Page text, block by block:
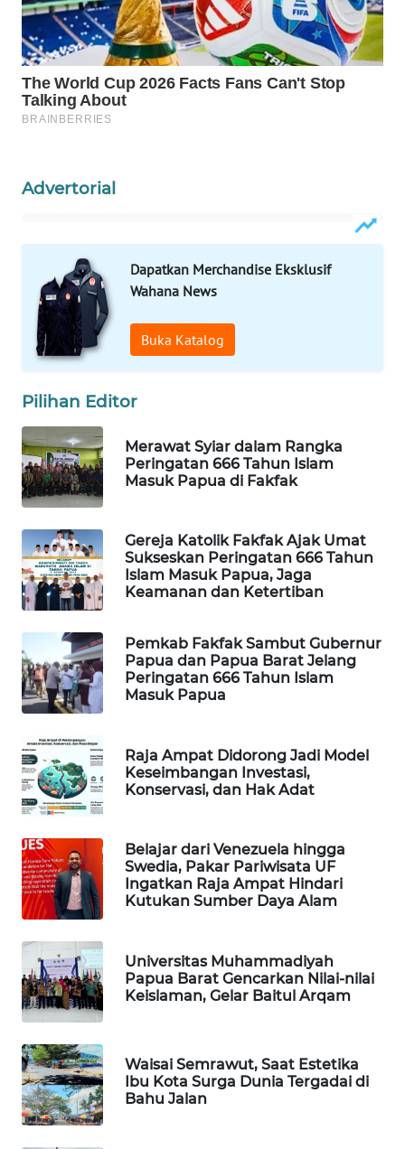
Advertorial
Dapatkan Merchandise Eksklusif
Wahana News
Buka Katalog
Pilihan Editor
Merawat Syiar dalam Rangka
Peringatan 666 Tahun Islam
Masuk Papua di Fakfak
Gereja Katolik Fakfak Ajak Umat
Sukseskan Peringatan 666 Tahun
Islam Masuk Papua, Jaga
Keamanan dan Ketertiban
Pemkab Fakfak Sambut Gubernur
Papua dan Papua Barat Jelang
Peringatan 666 Tahun Islam
Masuk Papua
Raja Ampat Didorong Jadi Model
Keseimbangan Investasi,
Konservasi, dan Hak Adat
Belajar dari Venezuela hingga
Swedia, Pakar Pariwisata UF
Ingatkan Raja Ampat Hindari
Kutukan Sumber Daya Alam
Universitas Muhammadiyah
Papua Barat Gencarkan Nilai-nilai
Keislaman, Gelar Baitul Arqam
Waisai Semrawut, Saat Estetika
Ibu Kota Surga Dunia Tergadai di
Bahu Jalan
WAHANA
DESA
WISATA
LAPAK
WAHANA
Network
LISTRIK
MASYARAKAT
KELISTRIKAN
WALINKI
MAWAKA
ID
MARTABAT
PLN
WATCH
MKLI
LPKKI
KOPEKLIN
PORTAL
KONSUMEN
FORWAMKI
FORJASIDA
NEWS
SITUNGIR
NEWS